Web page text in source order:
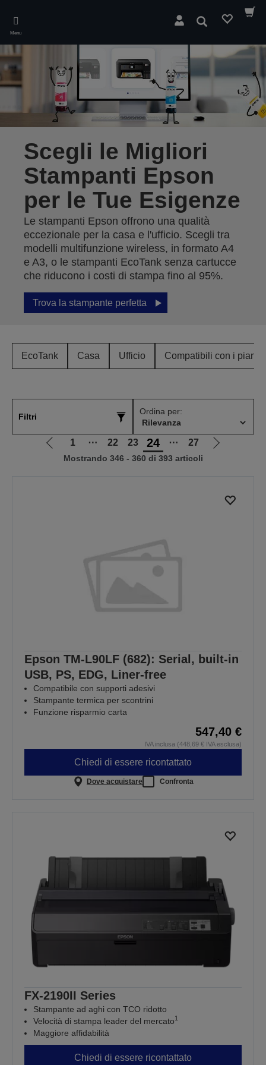
main
content
Menu
Cerca
Scegli le Migliori
Stampanti Epson
per le Tue Esigenze
Le stampanti Epson offrono una qualità
eccezionale per la casa e l'ufficio. Scegli tra
modelli multifunzione wireless, in formato A4
e A3, o le stampanti EcoTank senza cartucce
che riducono i costi di stampa fino al 95%.
Trova la stampante perfetta
EcoTank Casa Ufficio Compatibili con i piani
Filtri
Ordina per:
Vai
alla
1 ⋯ 22 23 24 ⋯ 27
Vai
Mostrando 346 - 360 di 393 articoli
Epson TM-L90LF (682): Serial, built-in
USB, PS, EDG, Liner-free
Compatibile con supporti adesivi
Stampante termica per scontrini
Funzione risparmio carta
547,40 €
IVA inclusa (448,69 € IVA esclusa)
Chiedi di essere ricontattato
Dove acquistare Confronta
FX-2190II Series
Stampante ad aghi con TCO ridotto
Velocità di stampa leader del mercato1
Maggiore affidabilità
Chiedi di essere ricontattato